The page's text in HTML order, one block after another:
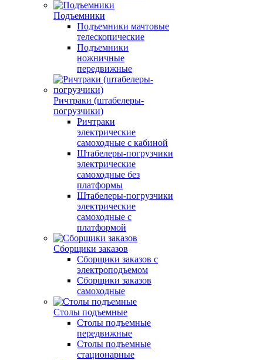
Подъемники
Подъемники мачтовые
телескопические
Подъемники
ножничные
передвижные
Ричтраки (штабелеры-
погрузчики)
Ричтраки
электрические
самоходные с кабиной
Штабелеры-погрузчики
электрические
самоходные без
платформы
Штабелеры-погрузчики
электрические
самоходные с
платформой
Сборщики заказов
Сборщики заказов с
электроподъемом
Сборщики заказов
самоходные
Столы подъемные
Столы подъемные
передвижные
Столы подъемные
стационарные